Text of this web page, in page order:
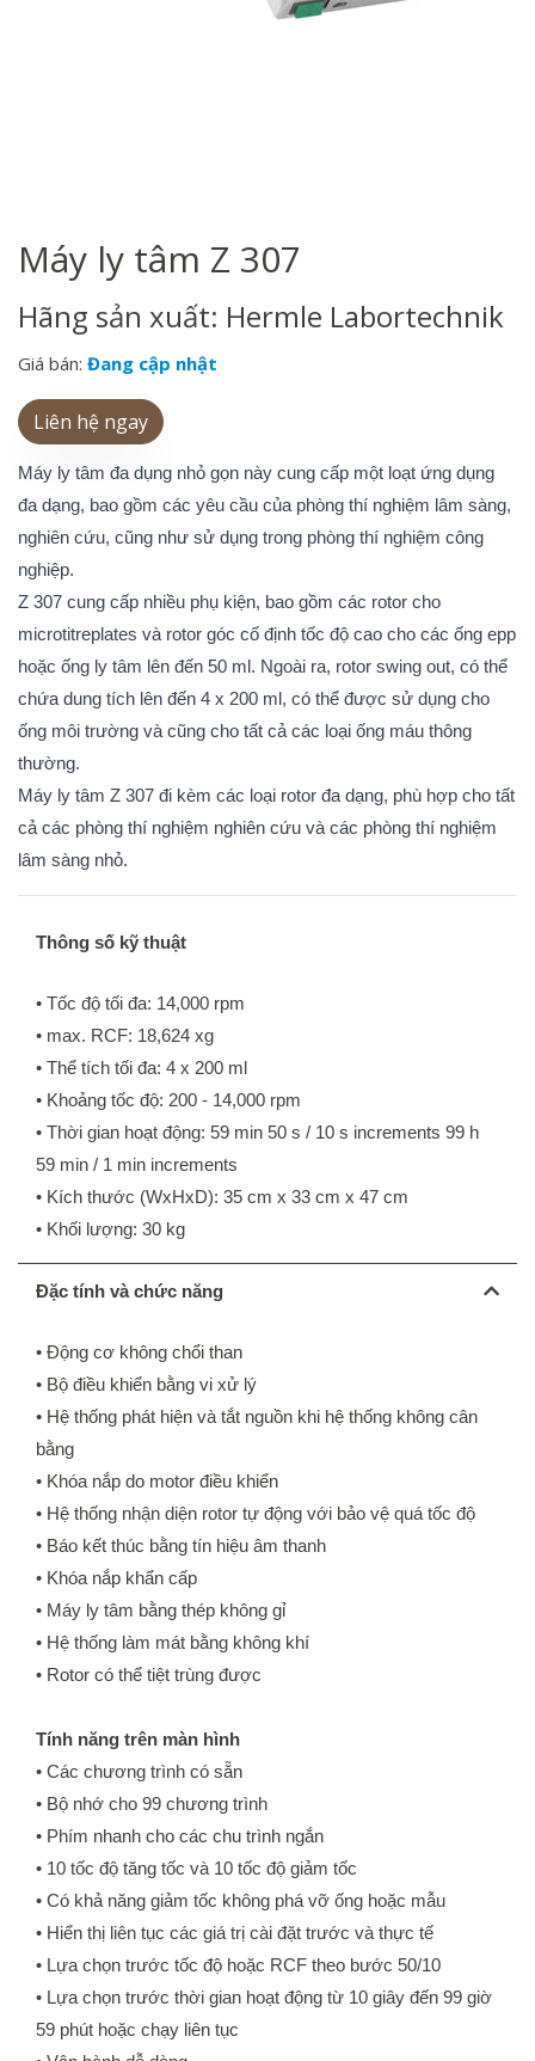
Máy ly tâm Z 307
Hãng sản xuất: Hermle Labortechnik
Giá bán: Đang cập nhật
Liên hệ ngay
Máy ly tâm đa dụng nhỏ gọn này cung cấp một loạt ứng dụng
đa dạng, bao gồm các yêu cầu của phòng thí nghiệm lâm sàng,
nghiên cứu, cũng như sử dụng trong phòng thí nghiệm công
nghiệp.
Z 307 cung cấp nhiều phụ kiện, bao gồm các rotor cho
microtitreplates và rotor góc cố định tốc độ cao cho các ống epp
hoặc ống ly tâm lên đến 50 ml. Ngoài ra, rotor swing out, có thể
chứa dung tích lên đến 4 x 200 ml, có thể được sử dụng cho
ống môi trường và cũng cho tất cả các loại ống máu thông
thường.
Máy ly tâm Z 307 đi kèm các loại rotor đa dạng, phù hợp cho tất
cả các phòng thí nghiệm nghiên cứu và các phòng thí nghiệm
lâm sàng nhỏ.
Thông số kỹ thuật
• Tốc độ tối đa: 14,000 rpm
• max. RCF: 18,624 xg
• Thể tích tối đa: 4 x 200 ml
• Khoảng tốc độ: 200 - 14,000 rpm
• Thời gian hoạt động: 59 min 50 s / 10 s increments 99 h
59 min / 1 min increments
• Kích thước (WxHxD): 35 cm x 33 cm x 47 cm
• Khối lượng: 30 kg
Đặc tính và chức năng
• Động cơ không chổi than
• Bộ điều khiển bằng vi xử lý
• Hệ thống phát hiện và tắt nguồn khi hệ thống không cân
bằng
• Khóa nắp do motor điều khiển
• Hệ thống nhận diện rotor tự động với bảo vệ quá tốc độ
• Báo kết thúc bằng tín hiệu âm thanh
• Khóa nắp khẩn cấp
• Máy ly tâm bằng thép không gỉ
• Hệ thống làm mát bằng không khí
• Rotor có thể tiệt trùng được
Tính năng trên màn hình
• Các chương trình có sẵn
• Bộ nhớ cho 99 chương trình
• Phím nhanh cho các chu trình ngắn
• 10 tốc độ tăng tốc và 10 tốc độ giảm tốc
• Có khả năng giảm tốc không phá vỡ ống hoặc mẫu
• Hiển thị liên tục các giá trị cài đặt trước và thực tế
• Lựa chọn trước tốc độ hoặc RCF theo bước 50/10
• Lựa chọn trước thời gian hoạt động từ 10 giây đến 99 giờ
59 phút hoặc chạy liên tục